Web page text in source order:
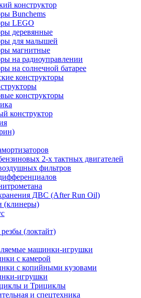
конструктор
Bunchems
LEGO
деревянные
для малышей
магнитные
на радиоуправлении
на солнечной батарее
конструкторы
конструкторы
конструктор
2-х тактных двигателей
фильтров
ДВС (After Run Oil)
(клинеры)
(локтайт)
машинки-игрушки
с камерой
с копийными кузовами
игрушки
и Трициклы
и спецтехника